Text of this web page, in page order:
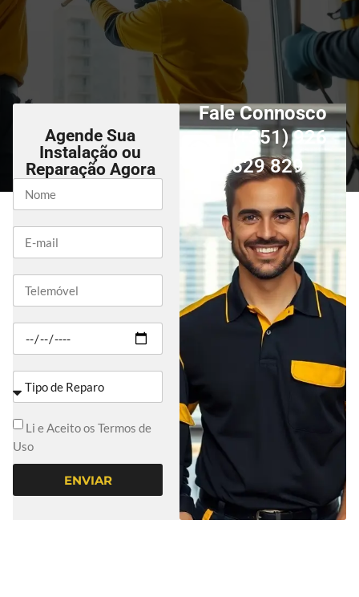
Agende Sua
Instalação ou
Reparação Agora
Li e Aceito os Termos de
Uso
ENVIAR
Fale Connosco
(+351) 926
529 829